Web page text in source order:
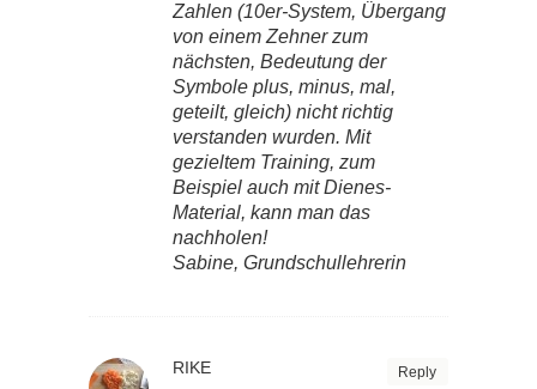
Zahlen (10er-System, Übergang
von einem Zehner zum
nächsten, Bedeutung der
Symbole plus, minus, mal,
geteilt, gleich) nicht richtig
verstanden wurden. Mit
gezieltem Training, zum
Beispiel auch mit Dienes-
Material, kann man das
nachholen!
Sabine, Grundschullehrerin
Reply
RIKE